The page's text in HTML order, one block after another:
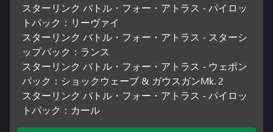
スターリンク バトル・フォー・アトラス - パイロッ
トパック：リーヴァイ
スターリンク バトル・フォー・アトラス - スターシ
ップパック：ランス
スターリンク バトル・フォー・アトラス - ウェポン
パック：ショックウェーブ & ガウスガンMk. 2
スターリンク バトル・フォー・アトラス - パイロッ
トパック：カール